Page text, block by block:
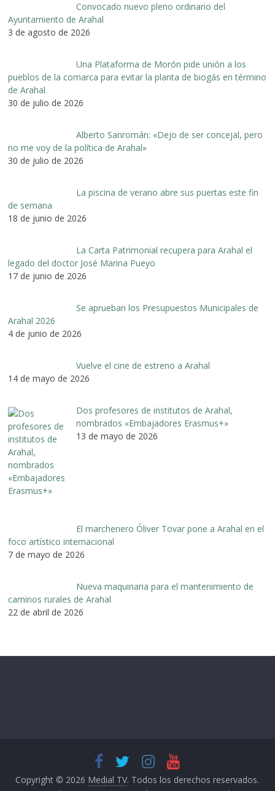
Convocado nuevo pleno ordinario del
Ayuntamiento de Arahal
3 de agosto de 2026
Una Plataforma de Morón pide unión a los
pueblos de la comarca para evitar la planta de biogás en término
de Arahal
30 de julio de 2026
Alberto Sanromán: «Dejo de ser concejal, pero
no me voy de la política de Arahal»
30 de julio de 2026
La piscina de verano abre sus puertas este fin
de semana
18 de junio de 2026
La Carta Patrimonial recupera para Arahal el
legado del doctor José Marina Pueyo
17 de junio de 2026
Se aprueban los Presupuestos Municipales de
Arahal 2026
4 de junio de 2026
Vuelve el cine de estreno a Arahal
14 de mayo de 2026
Dos profesores de institutos de Arahal,
nombrados «Embajadores Erasmus+»
13 de mayo de 2026
El marchenero Óliver Tovar pone a Arahal en el
foco artístico internacional
7 de mayo de 2026
Nueva maquinaria para el mantenimiento de
caminos rurales de Arahal
22 de abril de 2026
Copyright © 2026 Medial TV. Todos los derechos reservados.